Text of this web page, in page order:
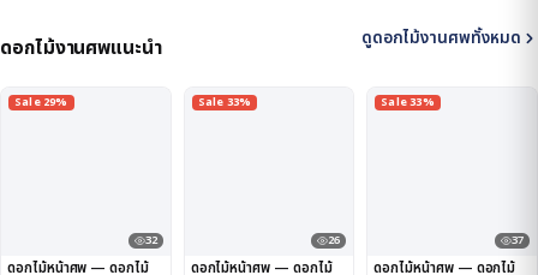
ดอกไม้งานศพแนะนำ ดูดอกไม้งานศพทั้งหมด
Sale 29%
32
ดอกไม้หน้าศพ — ดอกไม้
Sale 33%
26
ดอกไม้หน้าศพ — ดอกไม้
Sale 33%
37
ดอกไม้หน้าศพ — ดอกไม้